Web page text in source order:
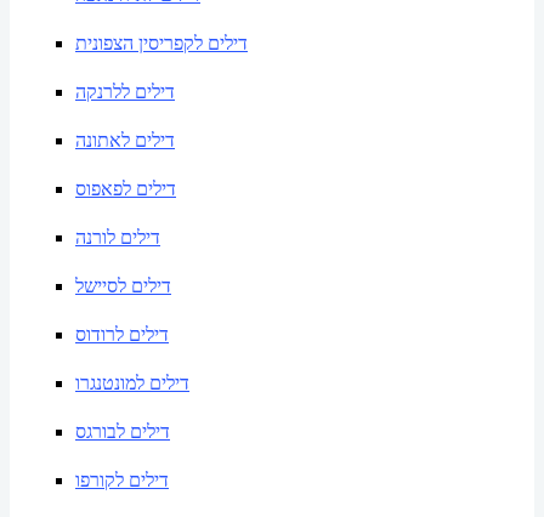
דילים לקפריסין הצפונית
דילים ללרנקה
דילים לאתונה
דילים לפאפוס
דילים לורנה
דילים לסיישל
דילים לרודוס
דילים למונטנגרו
דילים לבורגס
דילים לקורפו